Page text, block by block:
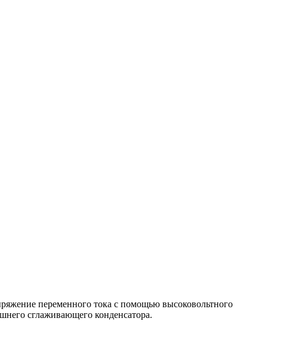
переменного тока с помощью высоковольтного
сглаживающего конденсатора.